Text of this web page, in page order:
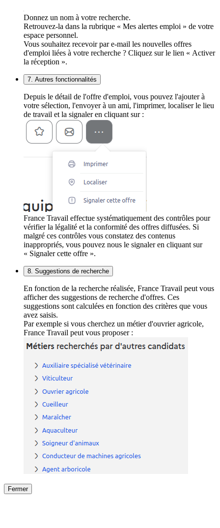
Donnez un nom à votre recherche.
Retrouvez-la dans la rubrique « Mes alertes emploi » de votre
espace personnel.
Vous souhaitez recevoir par e-mail les nouvelles offres
d'emploi liées à votre recherche ? Cliquez sur le lien « Activer
la réception ».
7. Autres fonctionnalités
Depuis le détail de l'offre d'emploi, vous pouvez l'ajouter à
votre sélection, l'envoyer à un ami, l'imprimer, localiser le lieu
de travail et la signaler en cliquant sur :
France Travail effectue systématiquement des contrôles pour
vérifier la légalité et la conformité des offres diffusées. Si
malgré ces contrôles vous constatez des contenus
inappropriés, vous pouvez nous le signaler en cliquant sur
« Signaler cette offre ».
8. Suggestions de recherche
En fonction de la recherche réalisée, France Travail peut vous
afficher des suggestions de recherche d'offres. Ces
suggestions sont calculées en fonction des critères que vous
avez saisis.
Par exemple si vous cherchez un métier d'ouvrier agricole,
France Travail peut vous proposer :
Fermer